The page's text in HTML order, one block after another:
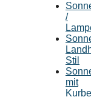
/
Stil
mit
Kurbel